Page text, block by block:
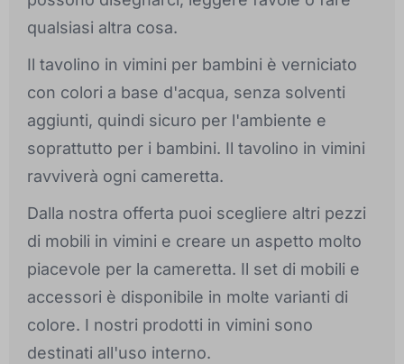
qualsiasi altra cosa.
Il tavolino in vimini per bambini è verniciato
con colori a base d'acqua, senza solventi
aggiunti, quindi sicuro per l'ambiente e
soprattutto per i bambini. Il tavolino in vimini
ravviverà ogni cameretta.
Dalla nostra offerta puoi scegliere altri pezzi
di mobili in vimini e creare un aspetto molto
piacevole per la cameretta. Il set di mobili e
accessori è disponibile in molte varianti di
colore. I nostri prodotti in vimini sono
destinati all'uso interno.